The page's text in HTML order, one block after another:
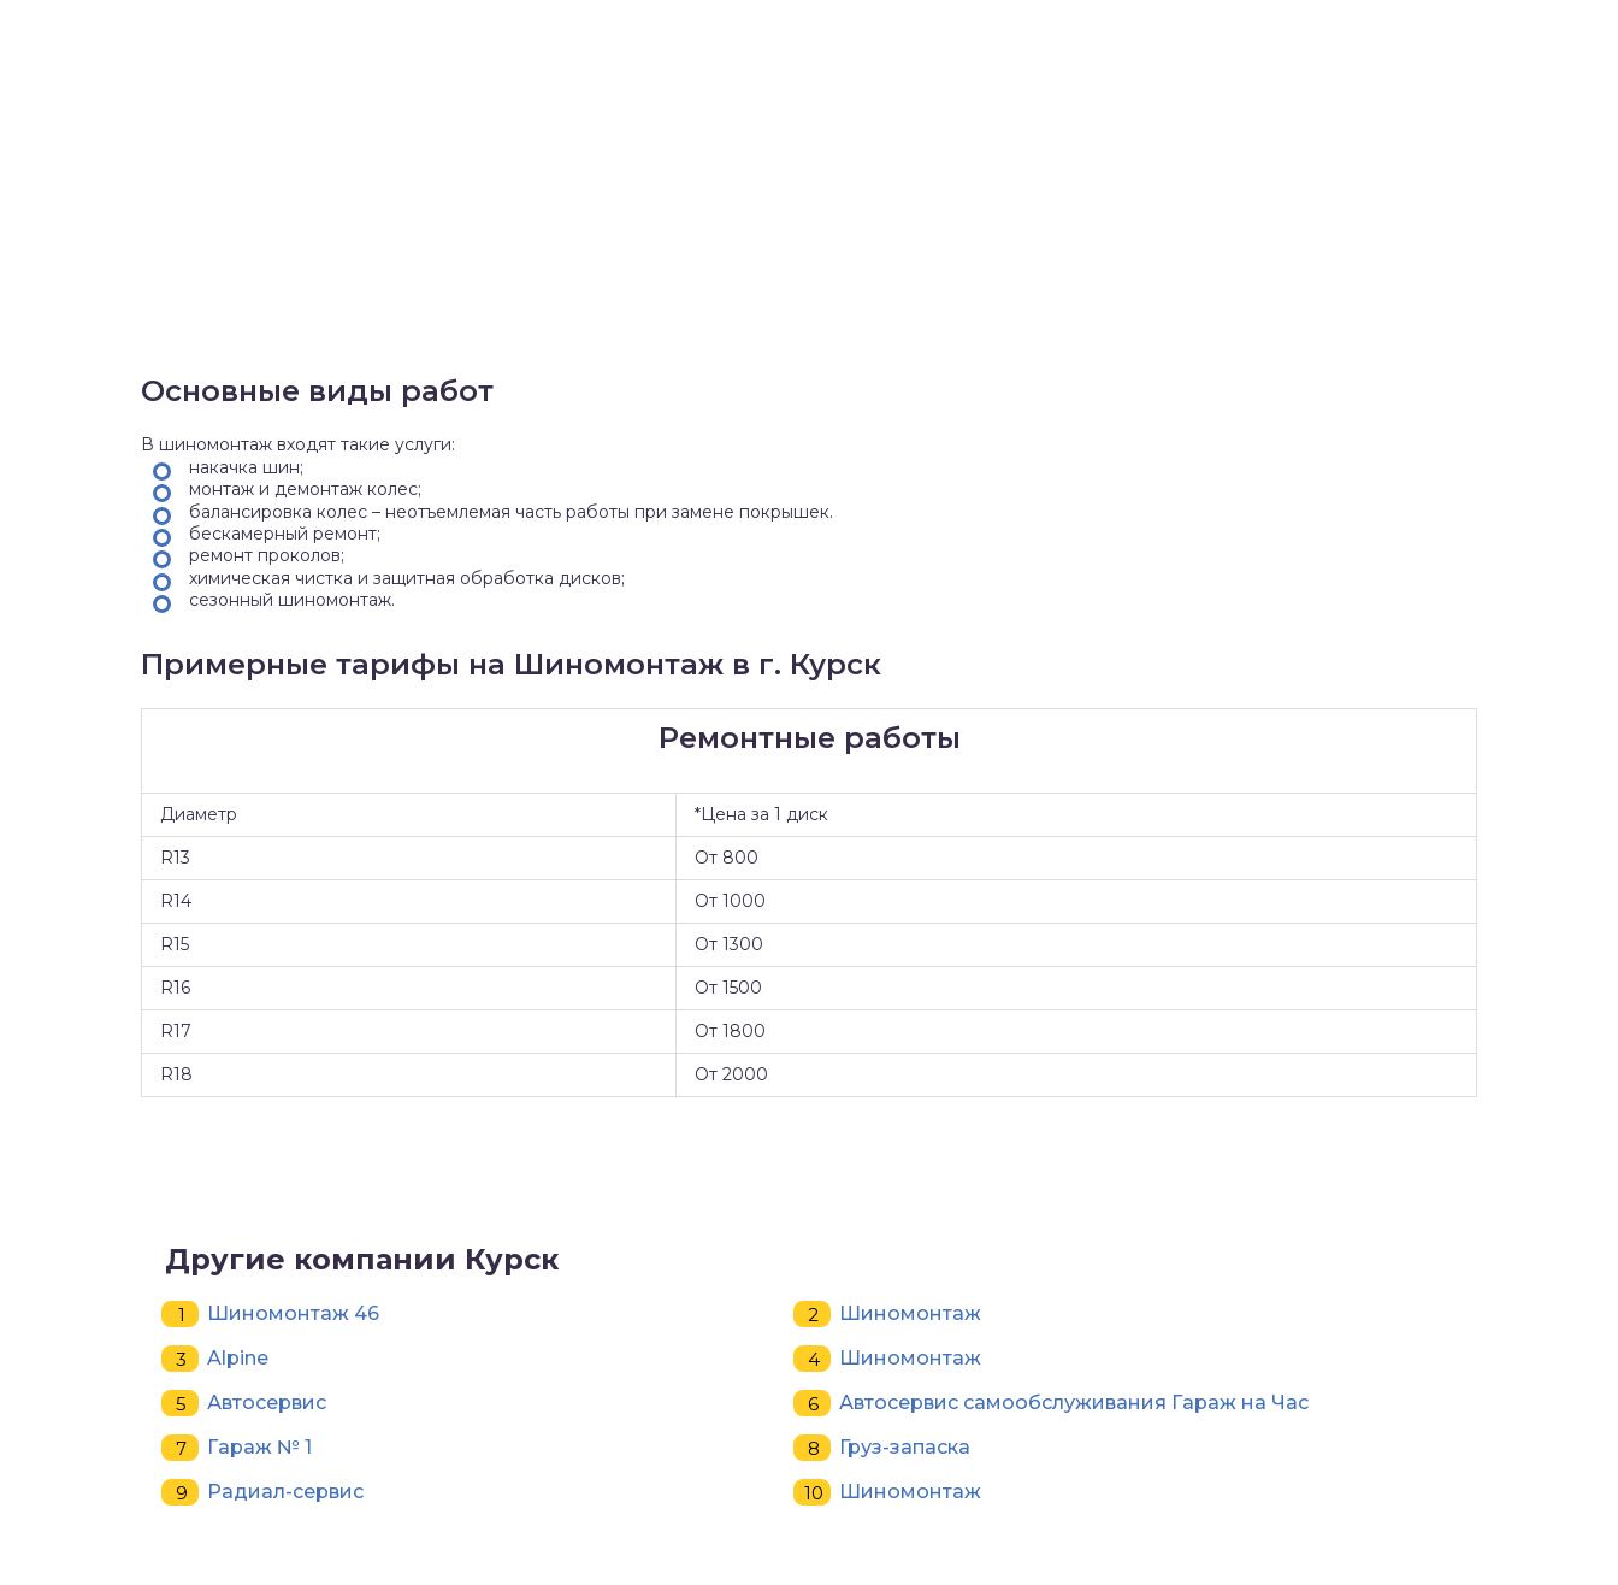
Основные виды работ
В шиномонтаж входят такие услуги:
накачка шин;
монтаж и демонтаж колес;
балансировка колес – неотъемлемая часть работы при замене покрышек.
бескамерный ремонт;
ремонт проколов;
химическая чистка и защитная обработка дисков;
сезонный шиномонтаж.
Примерные тарифы на Шиномонтаж в г. Курск
Ремонтные работы
Диаметр
*Цена за 1 диск
R13
От 800
R14
От 1000
R15
От 1300
R16
От 1500
R17
От 1800
R18
От 2000
Другие компании Курск
Шиномонтаж 46
Шиномонтаж
Alpine
Шиномонтаж
Автосервис
Автосервис самообслуживания Гараж на Час
Гараж № 1
Груз-запаска
Радиал-сервис
Шиномонтаж